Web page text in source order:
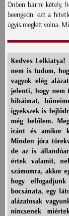
Önben bármi kétely,
beengedni ezt a
úgyis meglett volna.
Kedves
nem is tudom,
vagyok elég
jelenti, hogy nem
hibáimat,
igyekszek is
még belőlem.
iránt és amikor
Minden jóra
de az is
értek valamit,
számomra, akkor
hogy
bocsánata, egy
alázatosak
nincsenek